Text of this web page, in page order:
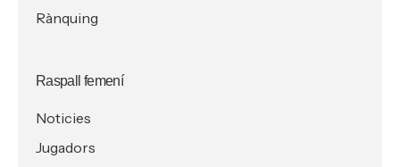
Rànquing
Raspall femení
Noticies
Jugadors